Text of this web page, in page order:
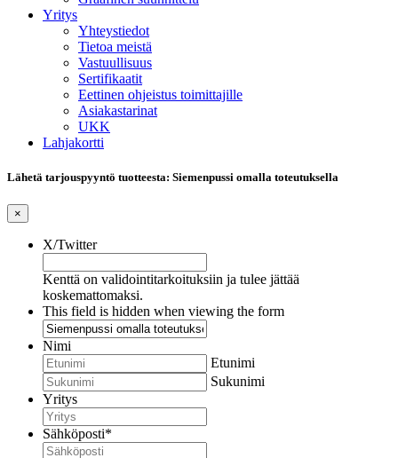
Yritys
Yhteystiedot
Tietoa meistä
Vastuullisuus
Sertifikaatit
Eettinen ohjeistus toimittajille
Asiakastarinat
UKK
Lahjakortti
Lähetä tarjouspyyntö tuotteesta: Siemenpussi omalla toteutuksella
×
X/Twitter
Kenttä on validointitarkoituksiin ja tulee jättää
koskemattomaksi.
This field is hidden when viewing the form
Nimi
Etunimi
Sukunimi
Yritys
Sähköposti*